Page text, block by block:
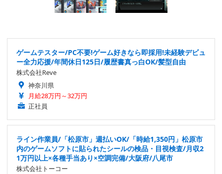
ゲームテスター/PC不要!ゲーム好きなら即採用!未経験デビュ
ー全力応援/年間休日125日/履歴書真っ白OK/髪型自由
株式会社Reve
神奈川県
月給28万円～32万円
正社員
ライン作業員/「松原市」週払いOK/「時給1,350円」松原市
内のゲームソフトに貼られたシールの検品・目視検査/月収2
1万円以上×各種手当あり×空調完備/大阪府/八尾市
株式会社トーコー